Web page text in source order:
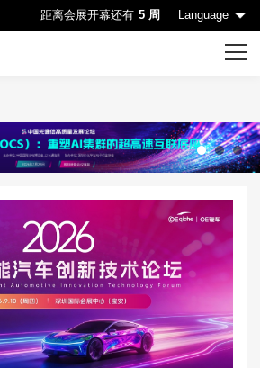
距离会展开幕还有 5 周 Language